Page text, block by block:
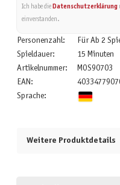
Ich habe die Datenschutzerklärung
einverstanden.
Personenzahl:
Für Ab 2
Spieldauer:
15 Minuten
Artikelnummer:
MOS90703
EAN:
Sprache:
Weitere Produktdetails